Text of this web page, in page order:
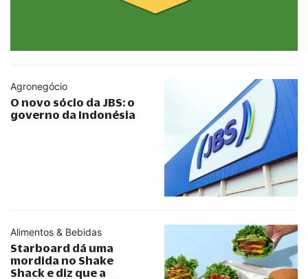
Agronegócio
O novo sócio da JBS: o
governo da Indonésia
Alimentos & Bebidas
Starboard dá uma
mordida no Shake
Shack e diz que a